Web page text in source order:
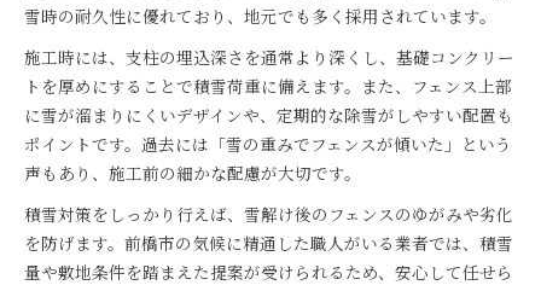
理想のエクステリア実現への具体策まとめ
前橋市で理想実現のためのエクステリア計画術
おすすめ職人と叶える満足度の高い施工
エクステリア選びで後悔しないポイント集
前橋市の暮らしを豊かにするフェンス活用術
職人目線のアドバイスで理想の外構を実現
雪時の耐久性に優れており、地元でも多く採用されています。
施工時には、支柱の埋込深さを通常より深くし、基礎コンクリー
トを厚めにすることで積雪荷重に備えます。また、フェンス上部
に雪が溜まりにくいデザインや、定期的な除雪がしやすい配置も
ポイントです。過去には「雪の重みでフェンスが傾いた」という
声もあり、施工前の細かな配慮が大切です。
積雪対策をしっかり行えば、雪解け後のフェンスのゆがみや劣化
を防げます。前橋市の気候に精通した職人がいる業者では、積雪
量や敷地条件を踏まえた提案が受けられるため、安心して任せら